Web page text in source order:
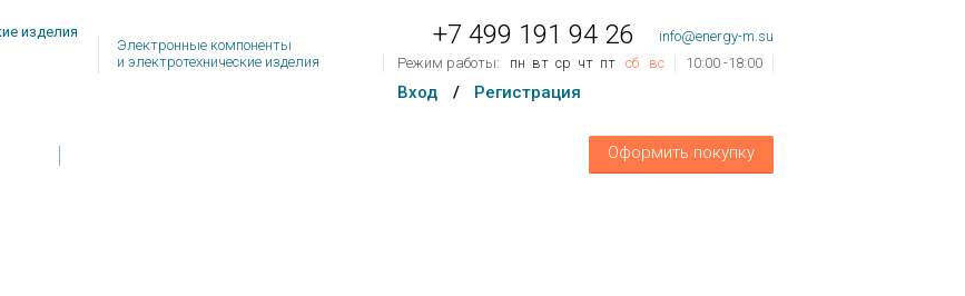
Электронные компоненты
и электротехнические изделия
+7 499 191 94 26
info@energy-m.su
Режим работы:
пн вт ср чт пт сб вс 10:00 -18:00
Вход / Регистрация
Оформить покупку